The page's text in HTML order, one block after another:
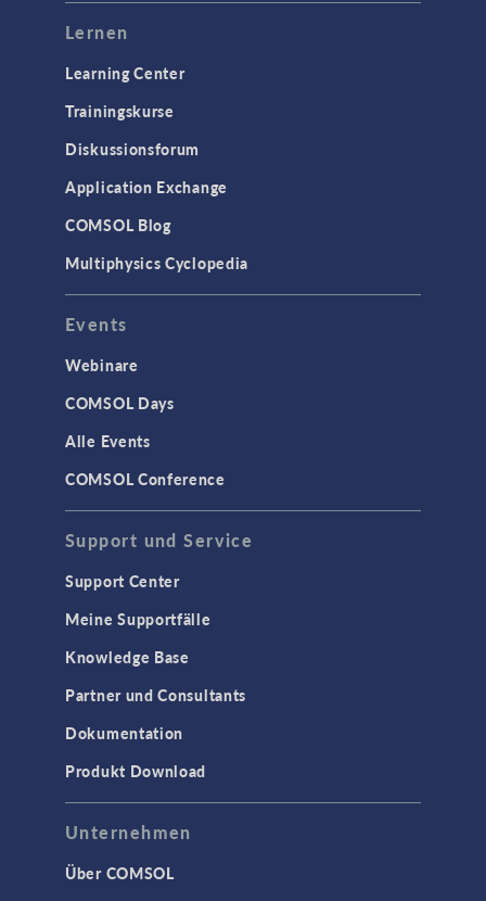
Lernen
Learning Center
Trainingskurse
Diskussionsforum
Application Exchange
COMSOL Blog
Multiphysics Cyclopedia
Events
Webinare
COMSOL Days
Alle Events
COMSOL Conference
Support und Service
Support Center
Meine Supportfälle
Knowledge Base
Partner und Consultants
Dokumentation
Produkt Download
Unternehmen
Über COMSOL